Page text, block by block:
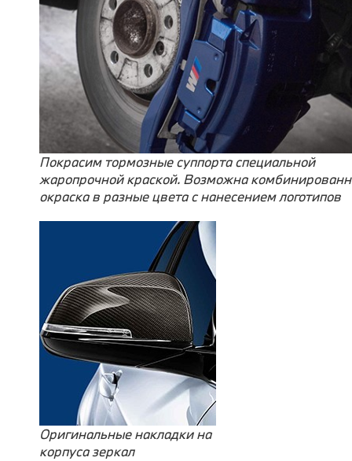
Покрасим тормозные суппорта специальной
жаропрочной краской. Возможна
окраска в разные цвета с нанесением логотипов
Оригинальные накладки на
корпуса зеркал